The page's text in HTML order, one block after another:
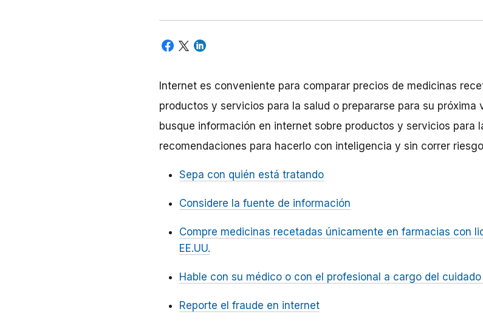
Internet es conveniente para comparar precios de medicinas
productos y servicios para la salud o prepararse para su próxima
busque información en internet sobre productos y servicios para
recomendaciones para hacerlo con inteligencia y sin correr
Sepa con quién está tratando
Considere la fuente de información
Compre medicinas recetadas únicamente en farmacias con
EE.UU.
Hable con su médico o con el profesional a cargo del
Reporte el fraude en internet